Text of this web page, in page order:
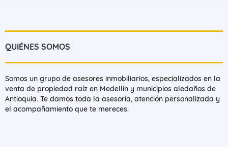
QUIÉNES SOMOS
Somos un grupo de asesores inmobiliarios, especializados en la
venta de propiedad raíz en Medellín y municipios aledaños de
Antioquia. Te damos toda la asesoría, atención personalizada y
el acompañamiento que te mereces.